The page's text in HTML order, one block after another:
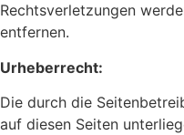
Rechtsverletzungen
entfernen.
Urheberrecht:
Die durch die
auf diesen Seiten